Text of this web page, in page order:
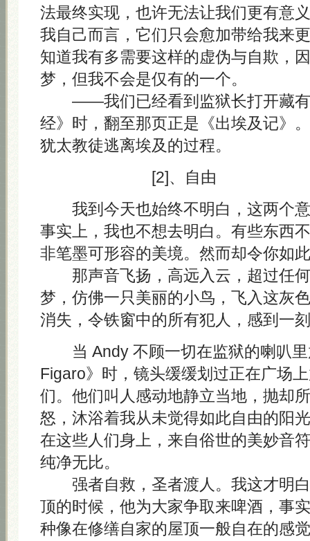
法最终实现，也许无法让我们更有
我自己而言，它们只会愈加带给我来
知道我有多需要这样的虚伪与自欺，
梦，但我不会是仅有的一个。
——我们已经看到监狱长打开藏有
经》时，翻至那页正是《出埃及记》
犹太教徒逃离埃及的过程。
[2]、自由
我到今天也始终不明白，这两个意
事实上，我也不想去明白。有些东西
非笔墨可形容的美境。然而却令你如
那声音飞扬，高远入云，超过任何
梦，仿佛一只美丽的小鸟，飞入这灰
消失，令铁窗中的所有犯人，感到一
当 Andy 不顾一切在监狱的喇叭里
Figaro》时，镜头缓缓划过正在广场
们。他们叫人感动地静立当地，抛却
怒，沐浴着我从未觉得如此自由的阳
在这些人们身上，来自俗世的美妙音
纯净无比。
强者自救，圣者渡人。我这才明白
顶的时候，他为大家争取来啤酒，事
种像在修缮自家的屋顶一般自在的感